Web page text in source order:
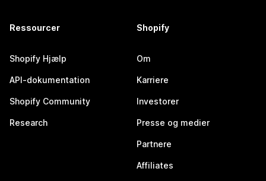
Ressourcer
Shopify Hjælp
API-dokumentation
Shopify Community
Research
Shopify
Om
Karriere
Investorer
Presse og medier
Partnere
Affiliates